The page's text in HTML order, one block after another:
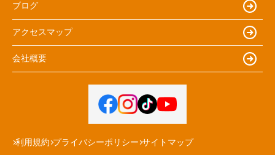
ブログ
アクセスマップ
会社概要
利用規約 プライバシーポリシー サイトマップ